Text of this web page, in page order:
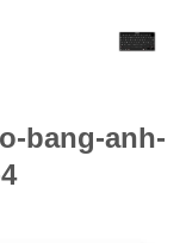
bang-anh-